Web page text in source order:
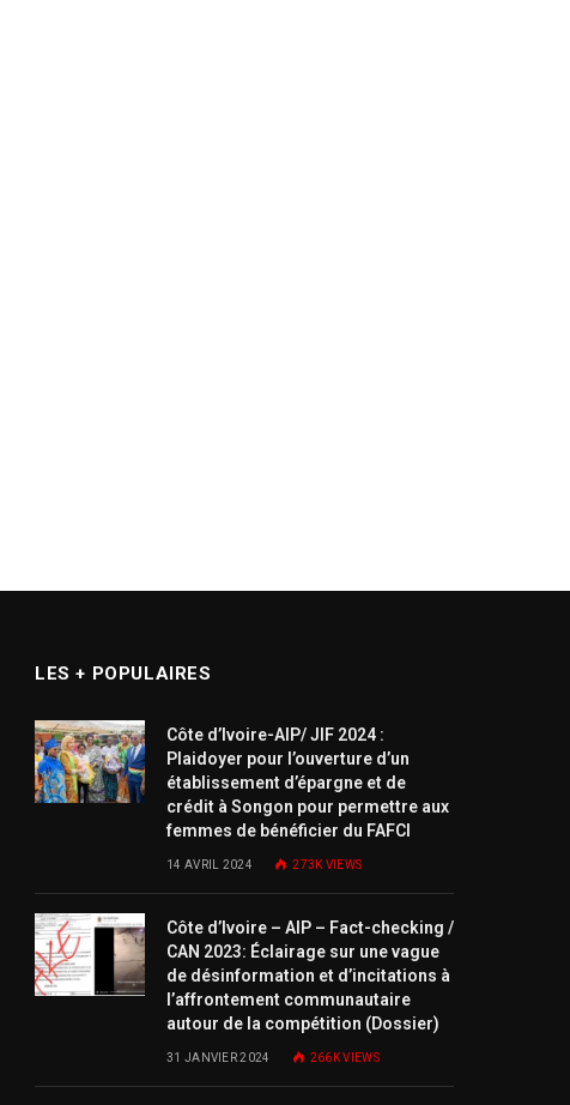
LES + POPULAIRES
Côte d’Ivoire-AIP/ JIF 2024 :
Plaidoyer pour l’ouverture d’un
établissement d’épargne et de
crédit à Songon pour permettre aux
femmes de bénéficier du FAFCI
14 AVRIL 2024 273K VIEWS
Côte d’Ivoire – AIP – Fact-checking /
CAN 2023: Éclairage sur une vague
de désinformation et d’incitations à
l’affrontement communautaire
autour de la compétition (Dossier)
31 JANVIER 2024 266KVIEWS